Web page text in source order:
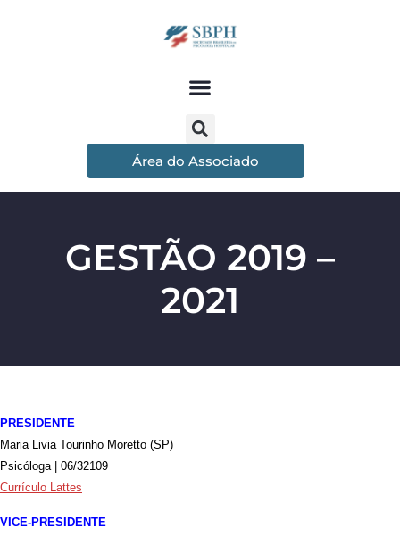
Área do Associado
GESTÃO 2019 –
2021
PRESIDENTE
Maria Livia Tourinho Moretto (SP)
Psicóloga | 06/32109
Currículo Lattes
VICE-PRESIDENTE